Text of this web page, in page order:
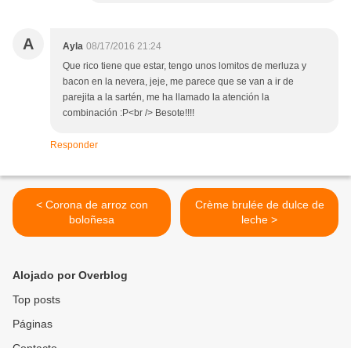
A Ayla 08/17/2016 21:24
Que rico tiene que estar, tengo unos lomitos de merluza y
bacon en la nevera, jeje, me parece que se van a ir de
parejita a la sartén, me ha llamado la atención la
combinación :P<br /> Besote!!!!
Responder
< Corona de arroz con
boloñesa
Crème brulée de dulce de
leche >
Alojado por Overblog
Top posts
Páginas